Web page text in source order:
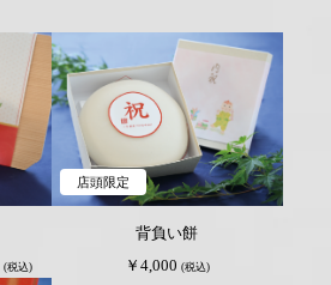
(税込)
店頭限定
背負い餅
￥4,000 (税込)